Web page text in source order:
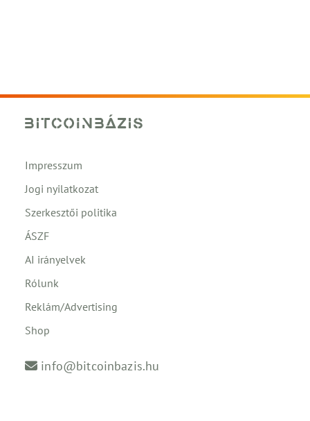
Impresszum
Jogi nyilatkozat
Szerkesztői politika
ÁSZF
AI irányelvek
Rólunk
Reklám/Advertising
Shop
info@bitcoinbazis.hu